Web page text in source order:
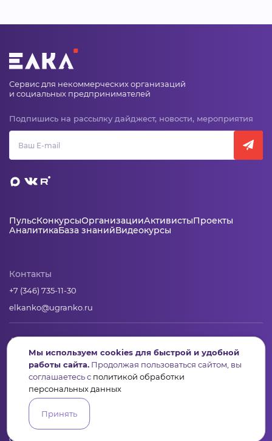
Сервис для некоммерческих организаций
и социальных предпринимателей
Подпишись на рассылку дайджест, новости, мероприятия
ПульсКонкурсыОрганизацииАктивистыПроекты
АналитикаБаза знанийВидеокурсы
Контакты
+7 (346) 735-11-30
elkanko@ugranko.ru
Адрес
628011, Россия, Ханты-Мансийский автономный округ – Югра,
г. Ханты-Мансийск, ул. Светлая 36
Юридическая информация
Региональный грантооператор Фонд «Центр гражданских и
социальных инициатив Югры»
Мы используем cookies для быстрой и удобной
работы сайта. Продолжая пользоваться сайтом, вы
соглашаетесь с политикой обработки
персональных данных
Принять